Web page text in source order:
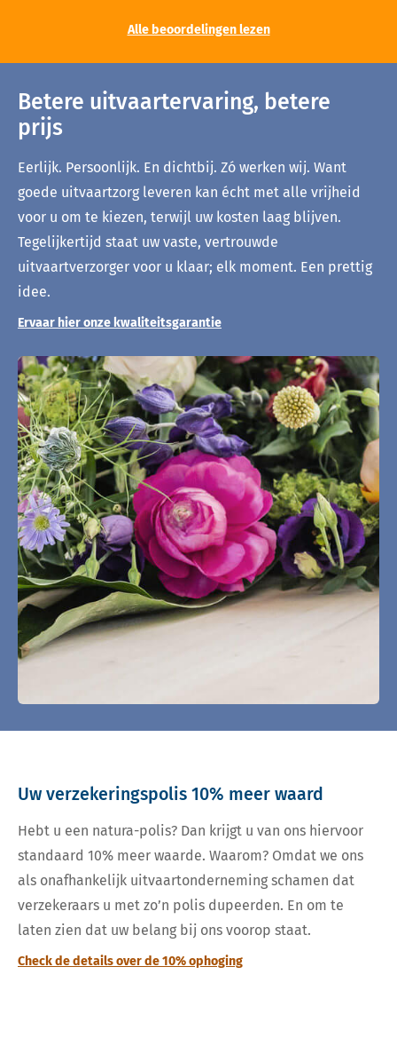
Alle beoordelingen lezen
Betere uitvaartervaring, betere
prijs
Eerlijk. Persoonlijk. En dichtbij. Zó werken wij. Want
goede uitvaartzorg leveren kan écht met alle vrijheid
voor u om te kiezen, terwijl uw kosten laag blijven.
Tegelijkertijd staat uw vaste, vertrouwde
uitvaartverzorger voor u klaar; elk moment. Een prettig
idee.
Ervaar hier onze kwaliteitsgarantie
Uw verzekeringspolis 10% meer waard
Hebt u een natura-polis? Dan krijgt u van ons hiervoor
standaard 10% meer waarde. Waarom? Omdat we ons
als onafhankelijk uitvaartonderneming schamen dat
verzekeraars u met zo’n polis dupeerden. En om te
laten zien dat uw belang bij ons voorop staat.
Check de details over de 10% ophoging